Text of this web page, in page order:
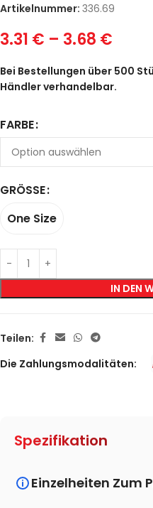
Artikelnummer: 336.69
3.31 € – 3.68 €
Bei Bestellungen über 500
Händler verhandelbar.
FARBE
GRÖSSE
One Size
IN DEN
Teilen:
Die Zahlungsmodalitäten:
Spezifikation
Einzelheiten Zum